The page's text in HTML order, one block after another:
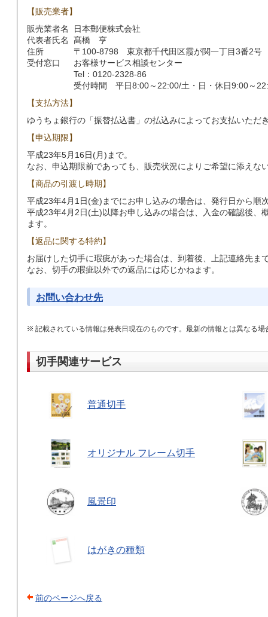
【販売業者】
販売業者名
日本郵便株式会社
代表者氏名 髙橋 亨
住所
〒100-8798 東京都千代田区霞が関一丁目3番2号
受付窓口
お客様サービス相談センター
Tel：0120-2328-86
受付時間 平日8:00～22:00/土・日・休日9:00～
【支払方法】
ゆうちょ銀行の「振替払込書」の払込みによってお支払いただ
【申込期限】
平成23年5月16日(月)まで。
なお、申込期限前であっても、販売状況によりご希望に添えな
【商品の引渡し時期】
平成23年4月1日(金)までにお申し込みの場合は、発行日から順
平成23年4月2日(土)以降お申し込みの場合は、入金の確認後、
ます。
【返品に関する特約】
お届けした切手に瑕疵があった場合は、到着後、上記連絡先ま
なお、切手の瑕疵以外での返品には応じかねます。
お問い合わせ先
記載されている情報は発表日現在のものです。最新の情報とは異なる
切手関連サービス
普通切手
オリジナル フレーム切手
風景印
はがきの種類
前のページへ戻る